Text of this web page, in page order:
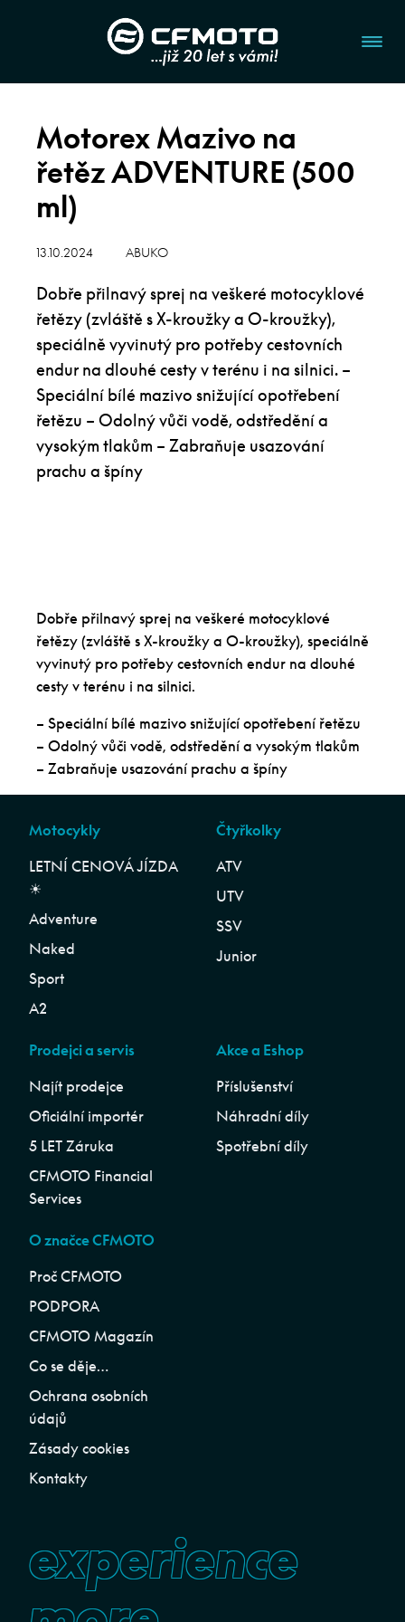
Motorex Mazivo na
řetěz ADVENTURE (500
ml)
13.10.2024 ABUKO
Dobře přilnavý sprej na veškeré motocyklové
řetězy (zvláště s X-kroužky a O-kroužky),
speciálně vyvinutý pro potřeby cestovních
endur na dlouhé cesty v terénu i na silnici. –
Speciální bílé mazivo snižující opotřebení
řetězu – Odolný vůči vodě, odstředění a
vysokým tlakům – Zabraňuje usazování
prachu a špíny
Dobře přilnavý sprej na veškeré motocyklové
řetězy (zvláště s X-kroužky a O-kroužky), speciálně
vyvinutý pro potřeby cestovních endur na dlouhé
cesty v terénu i na silnici.
– Speciální bílé mazivo snižující opotřebení řetězu
– Odolný vůči vodě, odstředění a vysokým tlakům
– Zabraňuje usazování prachu a špíny
Motocykly
LETNÍ CENOVÁ JÍZDA
☀︎
Adventure
Naked
Sport
A2
Čtyřkolky
ATV
UTV
SSV
Junior
Prodejci a servis
Najít prodejce
Oficiální importér
5 LET Záruka
CFMOTO Financial
Services
Akce a Eshop
Příslušenství
Náhradní díly
Spotřební díly
O značce CFMOTO
Proč CFMOTO
PODPORA
CFMOTO Magazín
Co se děje…
Ochrana osobních
údajů
Zásady cookies
Kontakty
experience